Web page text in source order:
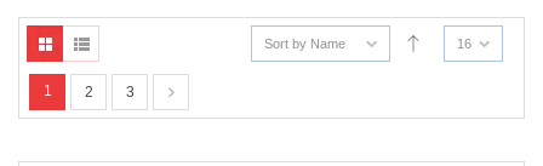
Sort by Name 16
1 2 3